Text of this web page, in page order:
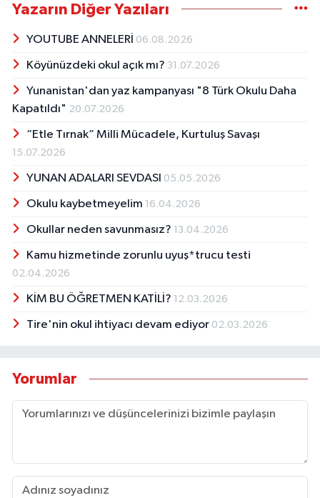
Yazarın Diğer Yazıları
YOUTUBE ANNELERİ 06.08.2026
Köyünüzdeki okul açık mı? 31.07.2026
Yunanistan'dan yaz kampanyası "8 Türk Okulu Daha
Kapatıldı" 20.07.2026
“Etle Tırnak” Milli Mücadele, Kurtuluş Savaşı
15.07.2026
YUNAN ADALARI SEVDASI 05.05.2026
Okulu kaybetmeyelim 16.04.2026
Okullar neden savunmasız? 13.04.2026
Kamu hizmetinde zorunlu uyuş*trucu testi
02.04.2026
KİM BU ÖĞRETMEN KATİLİ? 12.03.2026
Tire'nin okul ihtiyacı devam ediyor 02.03.2026
Yorumlar